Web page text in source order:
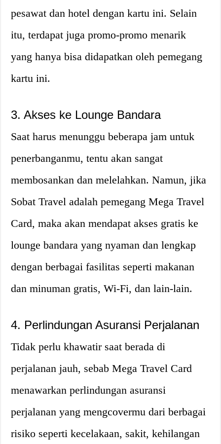
pesawat dan hotel dengan kartu ini. Selain
itu, terdapat juga promo-promo menarik
yang hanya bisa didapatkan oleh pemegang
kartu ini.
3. Akses ke Lounge Bandara
Saat harus menunggu beberapa jam untuk
penerbanganmu, tentu akan sangat
membosankan dan melelahkan. Namun, jika
Sobat Travel adalah pemegang Mega Travel
Card, maka akan mendapat akses gratis ke
lounge bandara yang nyaman dan lengkap
dengan berbagai fasilitas seperti makanan
dan minuman gratis, Wi-Fi, dan lain-lain.
4. Perlindungan Asuransi Perjalanan
Tidak perlu khawatir saat berada di
perjalanan jauh, sebab Mega Travel Card
menawarkan perlindungan asuransi
perjalanan yang mengcovermu dari berbagai
risiko seperti kecelakaan, sakit, kehilangan